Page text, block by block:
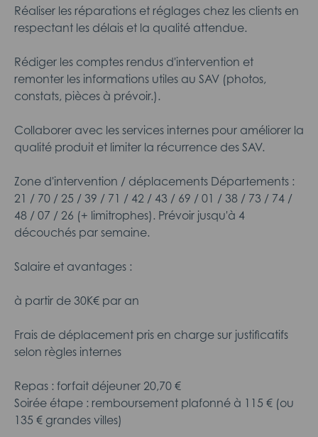
Réaliser les réparations et réglages chez les clients en
respectant les délais et la qualité attendue.
Rédiger les comptes rendus d'intervention et
remonter les informations utiles au SAV (photos,
constats, pièces à prévoir.).
Collaborer avec les services internes pour améliorer la
qualité produit et limiter la récurrence des SAV.
Zone d'intervention / déplacements Départements :
21 / 70 / 25 / 39 / 71 / 42 / 43 / 69 / 01 / 38 / 73 / 74 /
48 / 07 / 26 (+ limitrophes). Prévoir jusqu'à 4
découchés par semaine.
Salaire et avantages :
à partir de 30K€ par an
Frais de déplacement pris en charge sur justificatifs
selon règles internes
Repas : forfait déjeuner 20,70 €
Soirée étape : remboursement plafonné à 115 € (ou
135 € grandes villes)